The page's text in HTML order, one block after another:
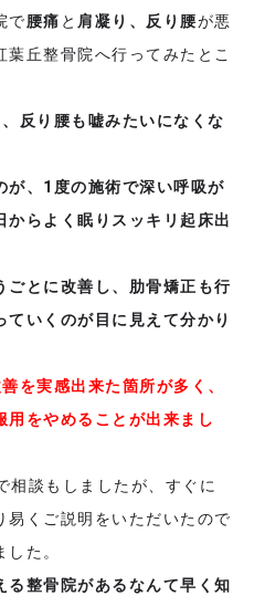
で腰痛 と 肩凝り、反り腰が悪
丘整骨院へ行ってみたとこ
反り腰も嘘みたいになくな
が、1度の施術で深い呼吸が
からよく眠りスッキリ起床出
ごとに改善し、肋骨矯正も行
ていくのが目に見えて分かり
を実感出来た箇所が多く、
用をやめることが出来まし
相談もしましたが、すぐに
易くご説明をいただいたので
た。
る整骨院があるなんて早く知